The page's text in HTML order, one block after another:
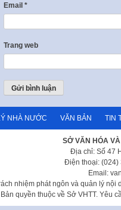
Email *
Trang web
NHÀ NƯỚC VĂN BẢN TIN
SỞ VĂN HÓA
Địa chỉ: Số 47
Điện thoại: (024)
Email:
nhiệm phát ngôn và quản lý nội
Bản quyền thuộc về Sở VHTT. Yêu